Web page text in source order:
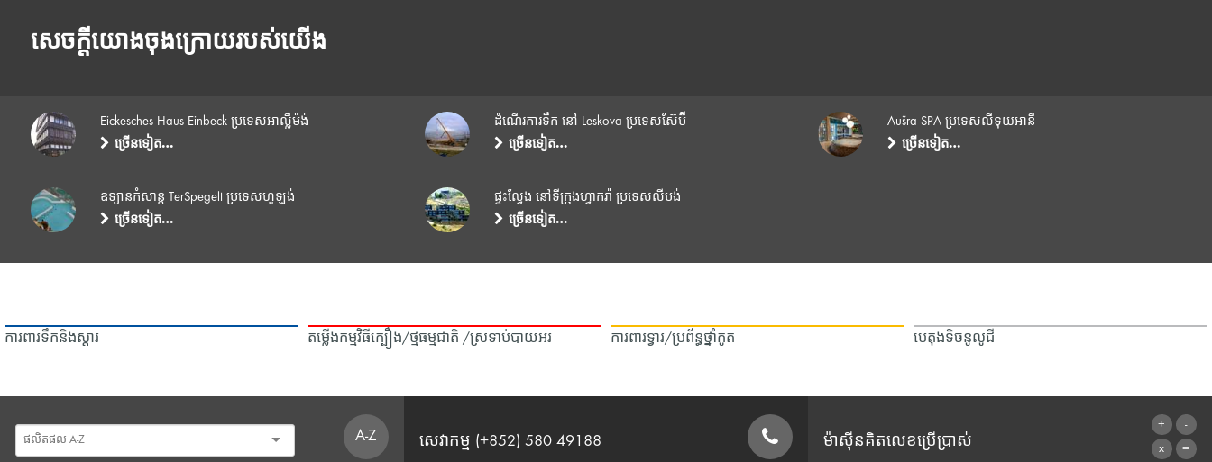
សេចក្តីយោងចុងក្រោយរបស់យើង
Eickesches Haus Einbeck ប្រទេសអាល្លឺម៉ង់
ច្រើនទៀត…
ដំណើរការទឹក នៅ Leskova ប្រទេសស៊ែប៊ី
ច្រើនទៀត…
Aušra SPA ប្រទេសលីទុយអានី
ច្រើនទៀត…
ឧទ្យានកំសាន្ត TerSpegelt ប្រទេសហូឡង់
ច្រើនទៀត…
ផ្ទះល្វែង នៅទីក្រុងហ្វាករ៉ា ប្រទេសលីបង់
ច្រើនទៀត…
ការពារទឹក​និង​ស្ដារ តម្លើងកម្មវិធីក្បឿង/ថ្មធម្មជាតិ /ស្រទាប់បាយអរ ការពារទ្វារ/ប្រព័ន្ធថ្នាំកូត បេតុងទិចនូលូជី
A-Z សេវាកម្ម (+852) 580 49188 ម៉ាស៊ីនគិតលេខប្រើប្រាស់